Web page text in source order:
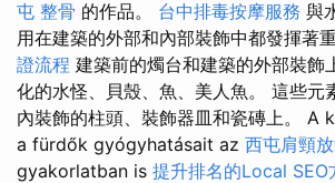
屯 整骨 的作品。 台中排毒按摩服務 與
用在建築的外部和內部裝飾中都發揮著
證流程 建築前的燭台和建築的外部裝飾
化的水怪、貝殼、魚、美人魚。 這些元
內裝飾的柱頭、裝飾器皿和瓷磚上。
a fürdők gyógyhatásait az 西屯肩頸
gyakorlatban is 提升排名的Local SEO